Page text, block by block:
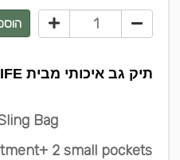
תיק גב איכותי מבית S.O.L - SEED OF LIFE
Bag
2 small pockets